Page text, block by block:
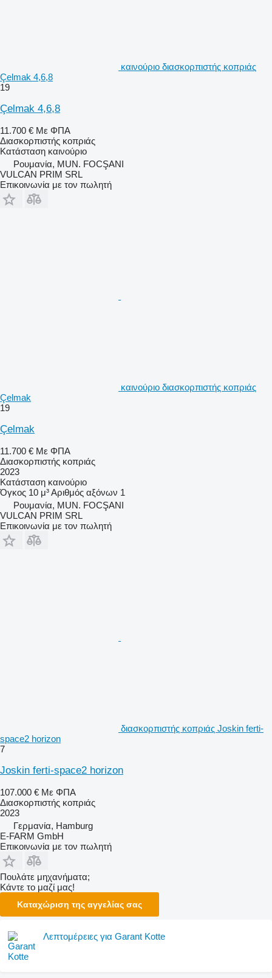
καινούριο διασκορπιστής κοπριάς
Çelmak 4,6,8
19
Çelmak 4,6,8
11.700 € Με ΦΠΑ
Διασκορπιστής κοπριάς
Κατάσταση καινούριο
Ρουμανία, MUN. FOCŞANI
VULCAN PRIM SRL
Επικοινωνία με τον πωλητή
καινούριο διασκορπιστής κοπριάς
Çelmak
19
Çelmak
11.700 € Με ΦΠΑ
Διασκορπιστής κοπριάς
2023
Κατάσταση καινούριο
Όγκος 10 μ³Αριθμός αξόνων 1
Ρουμανία, MUN. FOCŞANI
VULCAN PRIM SRL
Επικοινωνία με τον πωλητή
διασκορπιστής κοπριάς Joskin ferti-
space2 horizon
7
Joskin ferti-space2 horizon
107.000 € Με ΦΠΑ
Διασκορπιστής κοπριάς
2023
Γερμανία, Hamburg
E-FARM GmbH
Επικοινωνία με τον πωλητή
Πουλάτε μηχανήματα;
Κάντε το μαζί μας!
Καταχώριση της αγγελίας σας
Λεπτομέρειες για Garant Kotte